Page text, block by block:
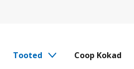
Tooted Coop Kokad